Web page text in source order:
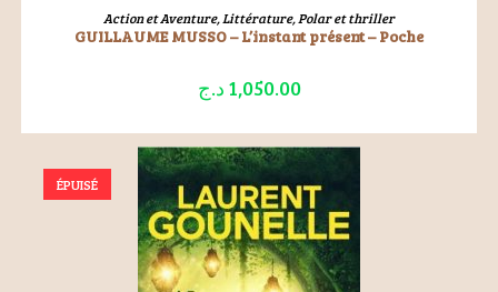
LIRE LA SUITE
Action et Aventure,Littérature,Polar et thriller
GUILLAUME MUSSO – L’instant présent – Poche
1,050.00 د.ج
ÉPUISÉ